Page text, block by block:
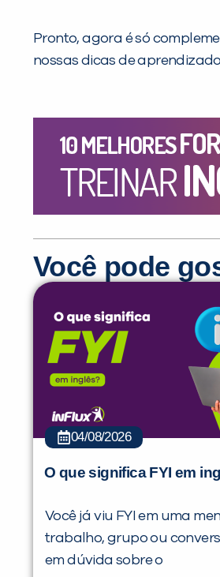
Pronto, agora é só
nossas dicas de
Você pode
04/08/2026
O que significa FYI em
Você já viu FYI em uma
trabalho, grupo ou
em dúvida sobre o